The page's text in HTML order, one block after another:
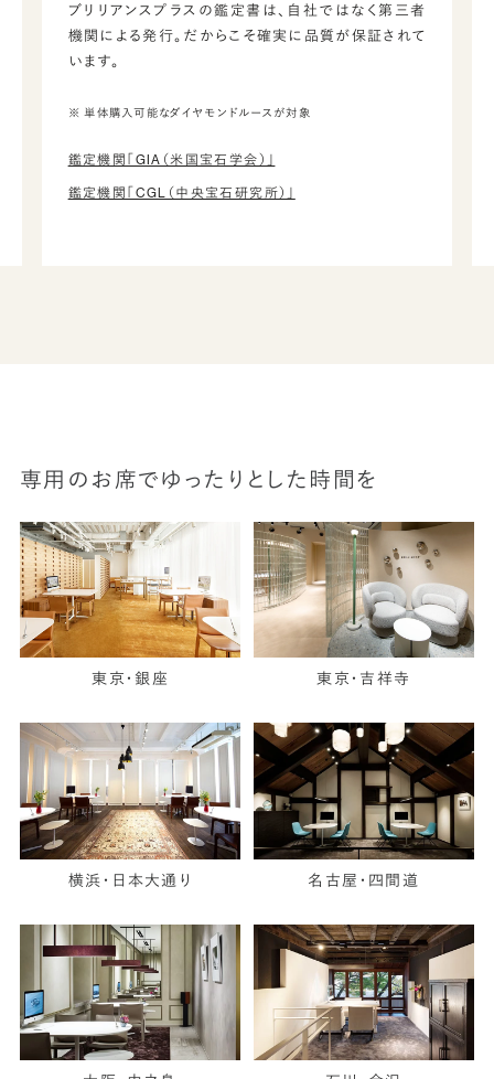
ブリリアンスプラスの鑑定書は、自社ではなく第三者
機関による発行。だからこそ確実に品質が保証されて
います。
※ 単体購入可能なダイヤモンドルースが対象
鑑定機関「GIA（米国宝石学会）」
鑑定機関「CGL（中央宝石研究所）」
専用のお席でゆったりとした時間を
東京・銀座 東京・吉祥寺
横浜・日本大通り 名古屋・四間道